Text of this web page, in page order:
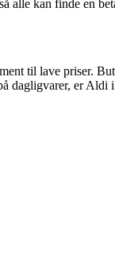
kan finde en
til lave priser.
dagligvarer, er